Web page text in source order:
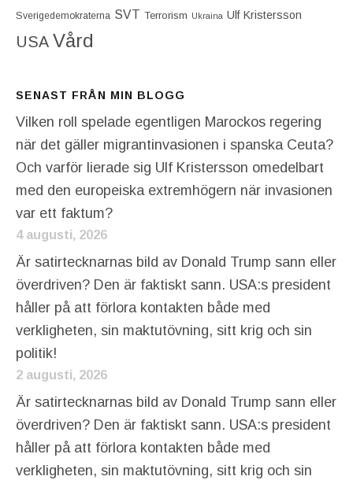
Sverigedemokraterna SVT Terrorism Ukraina Ulf Kristersson
USA Vård
SENAST FRÅN MIN BLOGG
Vilken roll spelade egentligen Marockos regering
när det gäller migrantinvasionen i spanska Ceuta?
Och varför lierade sig Ulf Kristersson omedelbart
med den europeiska extremhögern när invasionen
var ett faktum?
4 augusti, 2026
Är satirtecknarnas bild av Donald Trump sann eller
överdriven? Den är faktiskt sann. USA:s president
håller på att förlora kontakten både med
verkligheten, sin maktutövning, sitt krig och sin
politik!
2 augusti, 2026
Är satirtecknarnas bild av Donald Trump sann eller
överdriven? Den är faktiskt sann. USA:s president
håller på att förlora kontakten både med
verkligheten, sin maktutövning, sitt krig och sin